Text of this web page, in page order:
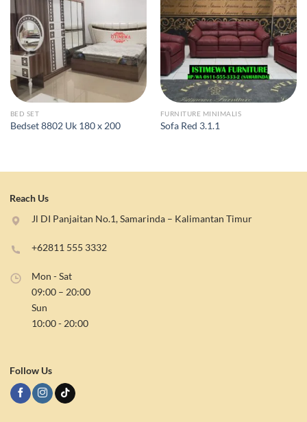
BED SET
Bedset 8802 Uk 180 x 200
FURNITURE MINIMALIS
Sofa Red 3.1.1
Reach Us
Mon - Sat